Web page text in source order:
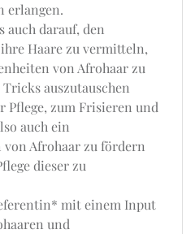
erlangen.
auch darauf, den
Haare zu vermitteln,
von Afrohaar zu
auszutauschen
Pflege, zum Frisieren und
auch ein
von Afrohaar zu fördern
dieser zu
mit einem Input
und